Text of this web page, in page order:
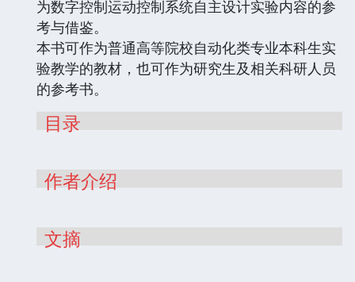
为数字控制运动控制系统自主设计实验内容的参
考与借鉴。
本书可作为普通高等院校自动化类专业本科生实
验教学的教材，也可作为研究生及相关科研人员
的参考书。
目录
作者介绍
文摘